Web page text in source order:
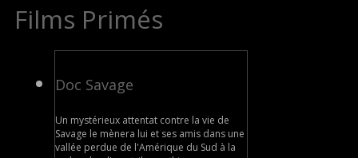
Films Primés
Doc Savage
Un mystérieux attentat contre la vie de
Savage le mènera lui et ses amis dans une
vallée perdue de l'Amérique du Sud à la